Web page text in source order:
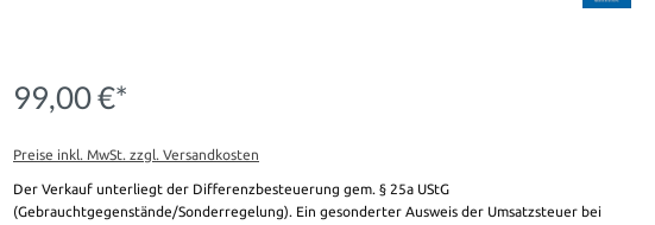
99,00 €*
Preise inkl. MwSt. zzgl. Versandkosten
Der Verkauf unterliegt der Differenzbesteuerung gem. § 25a UStG
(Gebrauchtgegenstände/Sonderregelung). Ein gesonderter Ausweis der Umsatzsteuer bei